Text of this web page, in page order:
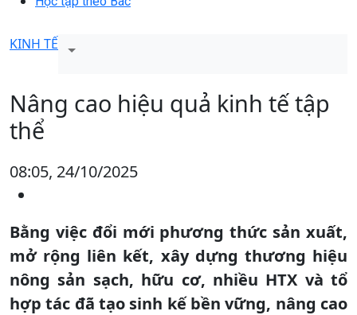
KINH TẾ
Nâng cao hiệu quả kinh tế tập
thể
08:05, 24/10/2025
Bằng việc đổi mới phương thức sản xuất,
mở rộng liên kết, xây dựng thương hiệu
nông sản sạch, hữu cơ, nhiều HTX và tổ
hợp tác đã tạo sinh kế bền vững, nâng cao